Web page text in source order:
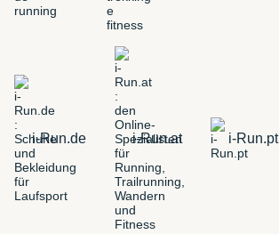
i-Run.de i-Run.at i-Run.pt